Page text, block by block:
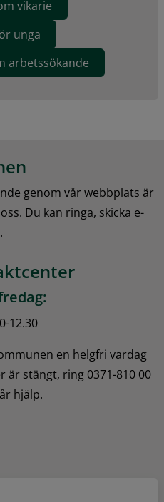
vikarie
unga
arbetssökande
genom vår webbplats är
Du kan ringa, skicka e-
12.30
en helgfri vardag
är stängt, ring 0371-810 00
hjälp.